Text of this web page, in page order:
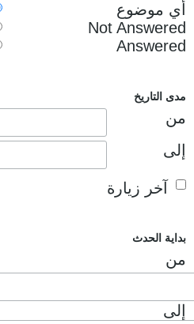
أي موضوع
Not Answered
Answered
مدى التاريخ
من
إلى
آخر زيارة
بداية الحدث
من
إلى